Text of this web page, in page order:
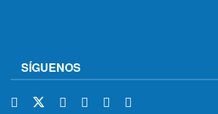
SÍGUENOS